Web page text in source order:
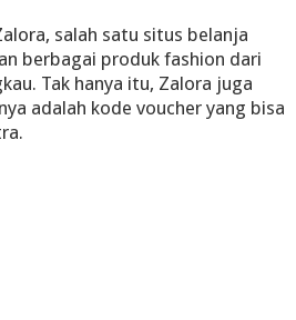
salah satu situs belanja
berbagai produk fashion dari
Tak hanya itu, Zalora juga
adalah kode voucher yang bisa